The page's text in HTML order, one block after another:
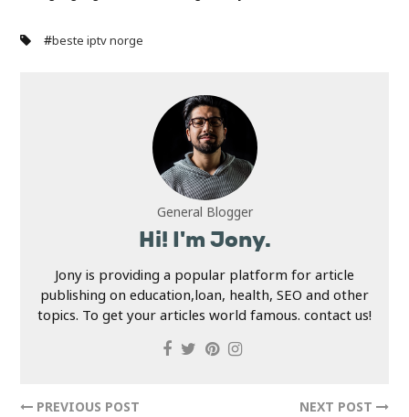
#beste iptv norge
General Blogger
Hi! I'm Jony.
Jony is providing a popular platform for article
publishing on education,loan, health, SEO and other
topics. To get your articles world famous. contact us!
PREVIOUS POST NEXT POST